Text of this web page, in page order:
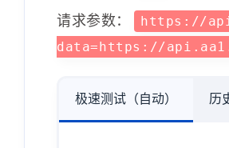
请求参数：
https://
data=https://
极速测试（自动） 历